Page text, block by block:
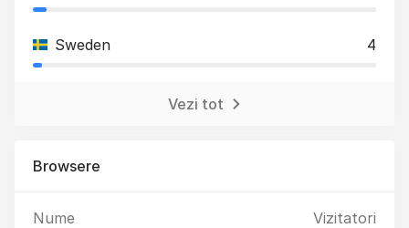
Sweden 4
Vezi tot
Browsere
Nume Vizitatori